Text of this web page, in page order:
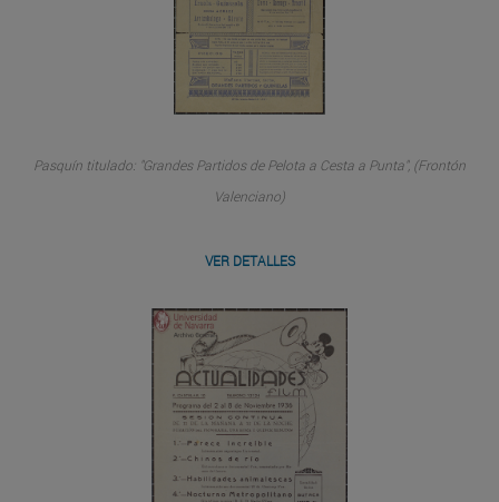
Pasquín titulado: "Grandes Partidos de Pelota a Cesta a Punta", (Frontón
Valenciano)
VER DETALLES